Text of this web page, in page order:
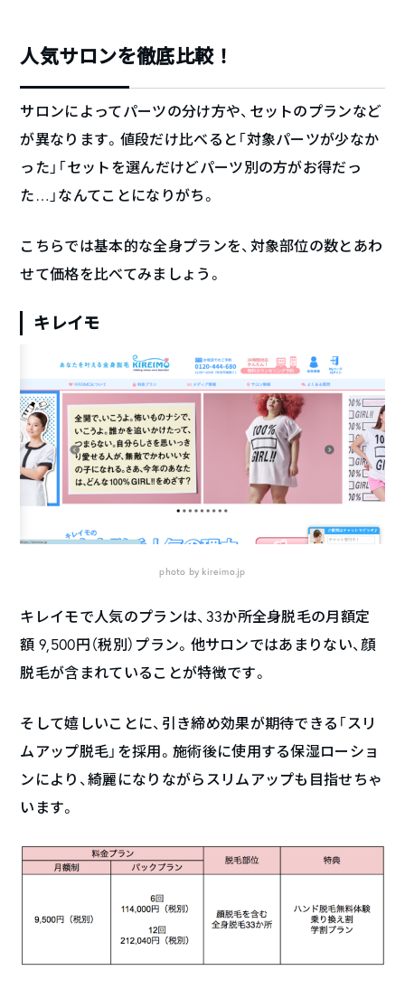
人気サロンを徹底比較！
サロンによってパーツの分け方や、セットのプランなど
が異なります。値段だけ比べると「対象パーツが少なか
った」「セットを選んだけどパーツ別の方がお得だっ
た…」なんてことになりがち。
こちらでは基本的な全身プランを、対象部位の数とあわ
せて価格を比べてみましょう。
キレイモ
photo by kireimo.jp
キレイモで人気のプランは、33か所全身脱毛の月額定
額 9,500円（税別）プラン。他サロンではあまりない、顔
脱毛が含まれていることが特徴です。
そして嬉しいことに、引き締め効果が期待できる「スリ
ムアップ脱毛」を採用。施術後に使用する保湿ローショ
ンにより、綺麗になりながらスリムアップも目指せちゃ
います。